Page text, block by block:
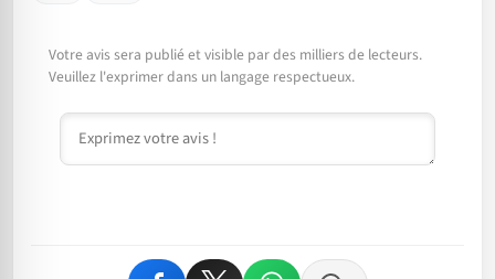
Votre avis sera publié et visible par des milliers de lecteurs.
Veuillez l'exprimer dans un langage respectueux.
Commentaire